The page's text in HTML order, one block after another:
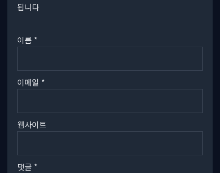
됩니다
이름 *
이메일 *
웹사이트
댓글 *